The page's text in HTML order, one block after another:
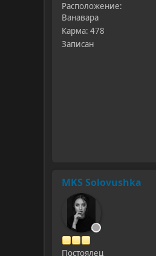
Расположение:
Ванавара
Карма: 478
Записан
MKS Solovushka
Постоялец